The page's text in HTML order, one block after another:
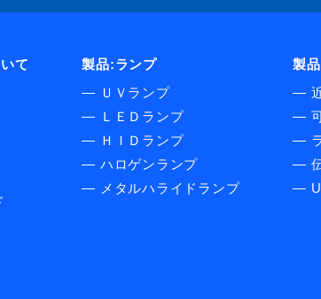
て
製品:ランプ
― ＵＶランプ
― ＬＥＤランプ
― ＨＩＤランプ
― ハロゲンランプ
― メタルハライドランプ
製
―
―
―
―
―